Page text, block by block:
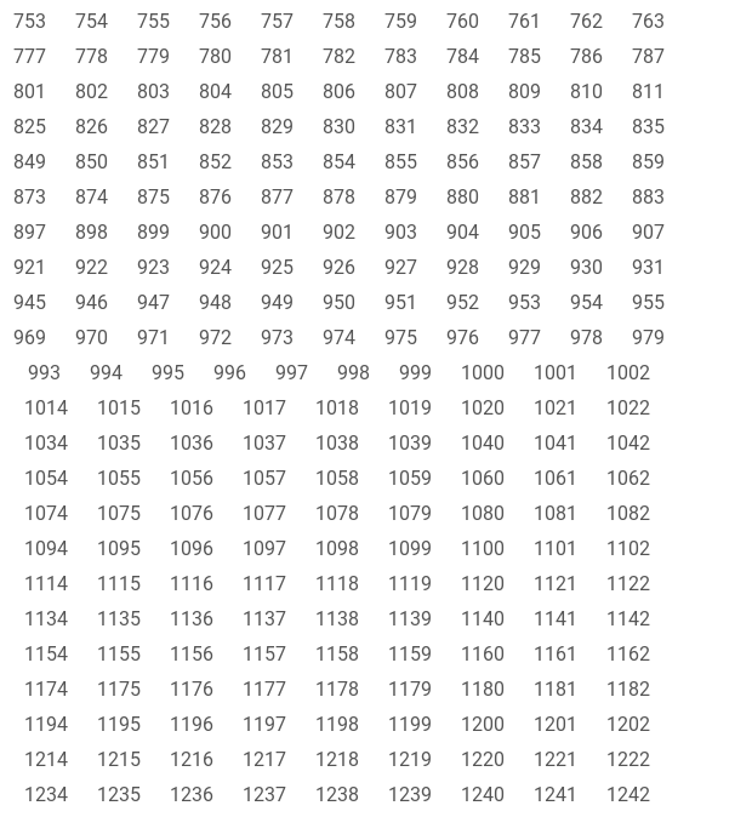
753 754 755 756 757 758 759 760 761 762
763
777 778 779 780 781 782 783 784 785 786
787
801 802 803 804 805 806 807 808 809 810
811
825 826 827 828 829 830 831 832 833 834
835
849 850 851 852 853 854 855 856 857 858
859
873 874 875 876 877 878 879 880 881 882
883
897 898 899 900 901 902 903 904 905 906
907
921 922 923 924 925 926 927 928 929 930
931
945 946 947 948 949 950 951 952 953 954
955
969 970 971 972 973 974 975 976 977 978
979
993 994 995 996 997 998 999 1000 1001
1002
1014 1015 1016 1017 1018 1019 1020 1021
1022
1034 1035 1036 1037 1038 1039 1040 1041
1042
1054 1055 1056 1057 1058 1059 1060 1061
1062
1074 1075 1076 1077 1078 1079 1080 1081
1082
1094 1095 1096 1097 1098 1099 1100 1101
1102
1114 1115 1116 1117 1118 1119 1120 1121
1122
1134 1135 1136 1137 1138 1139 1140 1141
1142
1154 1155 1156 1157 1158 1159 1160 1161
1162
1174 1175 1176 1177 1178 1179 1180 1181
1182
1194 1195 1196 1197 1198 1199 1200 1201
1202
1214 1215 1216 1217 1218 1219 1220 1221
1222
1234 1235 1236 1237 1238 1239 1240 1241
1242